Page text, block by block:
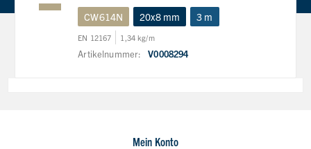
CW614N
20x8 mm 3 m
EN 12167 1,34 kg/m
Artikelnummer: V0008294
Mein Konto